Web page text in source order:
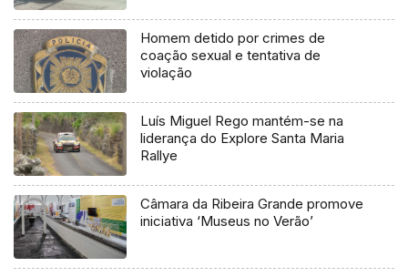
Homem detido por crimes de
coação sexual e tentativa de
violação
Luís Miguel Rego mantém-se na
liderança do Explore Santa Maria
Rallye
Câmara da Ribeira Grande promove
iniciativa ‘Museus no Verão’